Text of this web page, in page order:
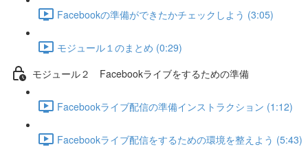
Facebookの準備ができたかチェックしよう (3:05)
モジュール１のまとめ (0:29)
モジュール２ Facebookライブをするための準備
Facebookライブ配信の準備インストラクション (1:12)
Facebookライブ配信をするための環境を整えよう (5:43)